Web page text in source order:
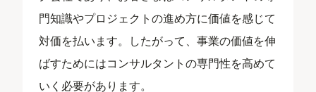
門知識やプロジェクトの進め方に価値を感じて
対価を払います。したがって、事業の価値を伸
ばすためにはコンサルタントの専門性を高めて
いく必要があります。